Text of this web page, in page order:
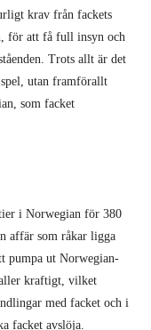
krav från fackets
för att få full insyn och
Trots allt är det
spel, utan framförallt
som facket
i Norwegian för 380
affär som råkar ligga
pumpa ut Norwegian-
kraftigt, vilket
med facket och i
facket avslöja.